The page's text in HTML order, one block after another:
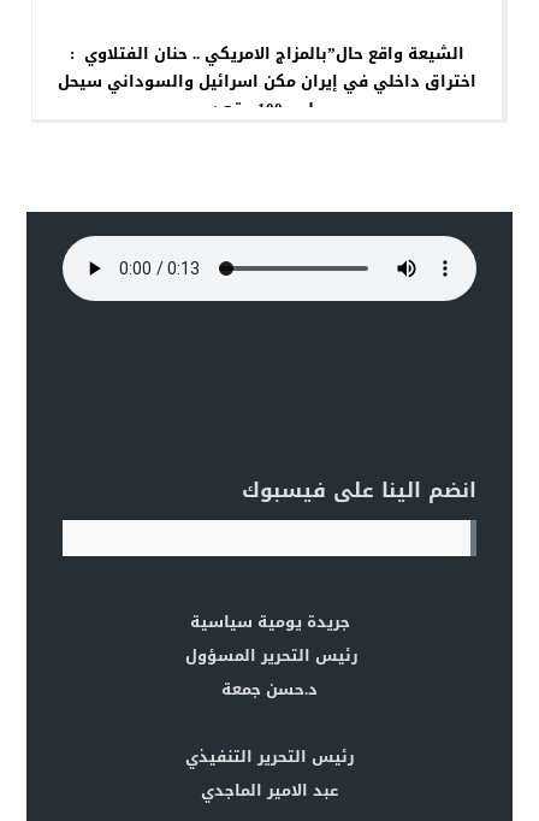
الشيعة واقع حال”بالمزاج الامريكي .. حنان الفتلاوي :
اختراق داخلي في إيران مكن اسرائيل والسوداني سيحل
على 100 مقعد
انضم الينا على فيسبوك
جريدة يومية سياسية
رئيس التحرير المسؤول
د.حسن جمعة
رئيس التحرير التنفيذي
عبد الامير الماجدي